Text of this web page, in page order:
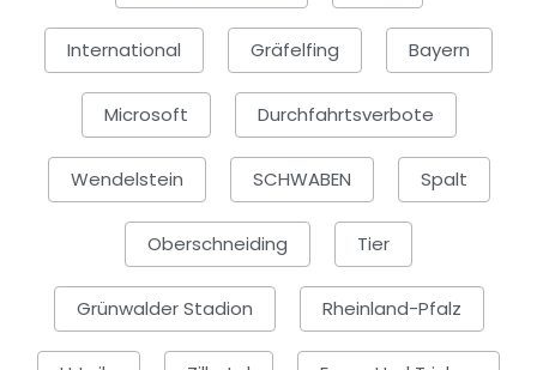
International Gräfelfing Bayern
Microsoft Durchfahrtsverbote
Wendelstein SCHWABEN Spalt
Oberschneiding Tier
Grünwalder Stadion Rheinland-Pfalz